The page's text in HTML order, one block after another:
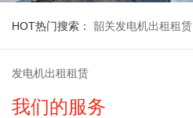
HOT热门搜索： 韶关发电机出租租赁
发电机出租租赁
我们的服务